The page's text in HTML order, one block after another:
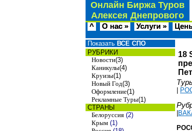
Онлайн Биржа Туров
Алексея Днепрового
^ О нас » Услуги »
Показать ВСЕ СПО
РУБРИКИ
Новости(3)
Каникулы(4)
Круизы(1)
Новый Год(3)
Оформление(1)
Рекламные Туры(1)
СТРАНЫ
Белоруссия (2)
Крым (1)
18